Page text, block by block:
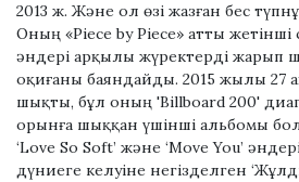
2013 ж. Және ол өзі жазған бес
Оның «Piece by Piece» атты
әндері арқылы жүректерді жарып
оқиғаны баяндайды. 2015 жылы 27
шықты, бұл оның 'Billboard 200'
орынға шыққан үшінші альбомы
‘Love So Soft’ және ‘Move You’
дүниеге келуіне негізделген